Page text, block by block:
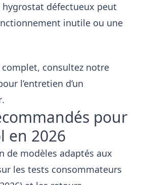
défectueux peut
inutile ou une
consultez notre
l’entretien d’un
.
pour
en 2026
de modèles adaptés aux
les tests consommateurs